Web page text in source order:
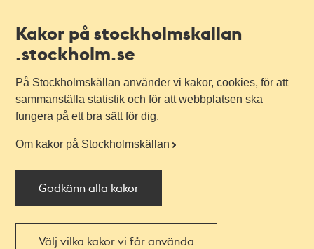
Kakor på stockholmskallan
.stockholm.se
På Stockholmskällan använder vi kakor, cookies, för att
sammanställa statistik och för att webbplatsen ska
fungera på ett bra sätt för dig.
Om kakor på Stockholmskällan
Godkänn alla kakor
Välj vilka kakor vi får använda